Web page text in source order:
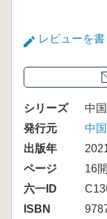
レビューを書
シリーズ
中
発行元
中
出版年
ページ
16
六一ID
ISBN